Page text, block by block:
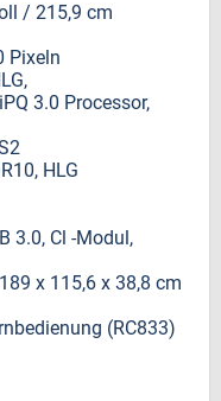
/ 215,9 cm
Pixeln
3.0 Processor,
HLG
3.0, Cl -Modul,
x 115,6 x 38,8 cm
(RC833)